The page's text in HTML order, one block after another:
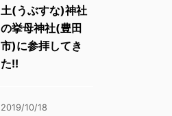
土(うぶすな)神社
の挙母神社(豊田
市)に参拝してき
た!!
2019/10/18